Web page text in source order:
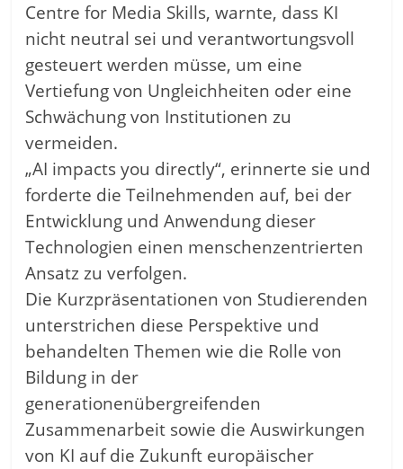
Centre for Media Skills, warnte, dass KI
nicht neutral sei und verantwortungsvoll
gesteuert werden müsse, um eine
Vertiefung von Ungleichheiten oder eine
Schwächung von Institutionen zu
vermeiden.
„AI impacts you directly“, erinnerte sie und
forderte die Teilnehmenden auf, bei der
Entwicklung und Anwendung dieser
Technologien einen menschenzentrierten
Ansatz zu verfolgen.
Die Kurzpräsentationen von Studierenden
unterstrichen diese Perspektive und
behandelten Themen wie die Rolle von
Bildung in der
generationenübergreifenden
Zusammenarbeit sowie die Auswirkungen
von KI auf die Zukunft europäischer